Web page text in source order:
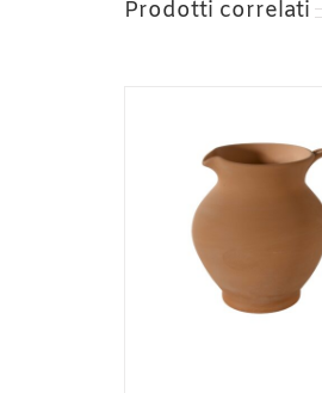
Prodotti correlati